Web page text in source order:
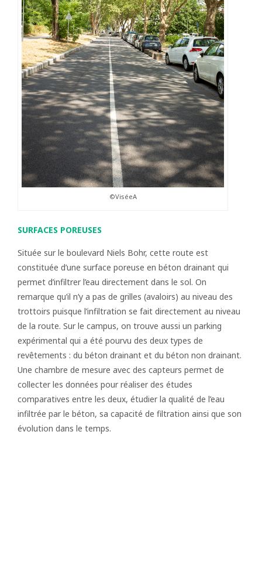
©ViséeA
SURFACES POREUSES
Située sur le boulevard Niels Bohr, cette route est
constituée d’une surface poreuse en béton drainant qui
permet d’infiltrer l’eau directement dans le sol. On
remarque qu’il n’y a pas de grilles (avaloirs) au niveau des
trottoirs puisque l’infiltration se fait directement au niveau
de la route. Sur le campus, on trouve aussi un parking
expérimental qui a été pourvu des deux types de
revêtements : du béton drainant et du béton non drainant.
Une chambre de mesure avec des capteurs permet de
collecter les données pour réaliser des études
comparatives entre les deux, étudier la qualité de l’eau
infiltrée par le béton, sa capacité de filtration ainsi que son
évolution dans le temps.